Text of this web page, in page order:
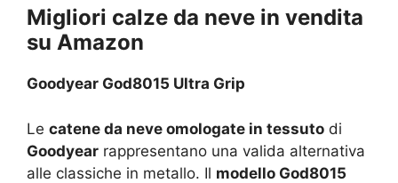
Migliori calze da neve in vendita
su Amazon
Goodyear God8015 Ultra Grip
Le catene da neve omologate in tessuto di
Goodyear rappresentano una valida alternativa
alle classiche in metallo. Il modello God8015